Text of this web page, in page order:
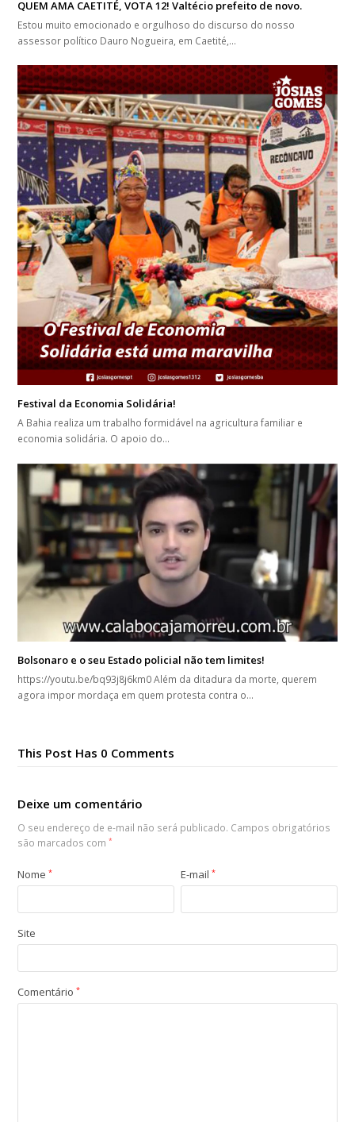
QUEM AMA CAETITÉ, VOTA 12! Valtécio prefeito de novo.
Estou muito emocionado e orgulhoso do discurso do nosso
assessor político Dauro Nogueira, em Caetité,…
Festival da Economia Solidária!
A Bahia realiza um trabalho formidável na agricultura familiar e
economia solidária. O apoio do…
Bolsonaro e o seu Estado policial não tem limites!
https://youtu.be/bq93j8j6km0 Além da ditadura da morte, querem
agora impor mordaça em quem protesta contra o…
This Post Has 0 Comments
Deixe um comentário
O seu endereço de e-mail não será publicado. Campos obrigatórios
são marcados com*
Nome* E-mail*
Site
Comentário*